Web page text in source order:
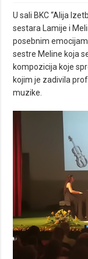
U sali BKC “Alija
sestara Lamije i
posebnim
sestre Meline koja
kompozicija koje
kojim je zadivila
muzike.